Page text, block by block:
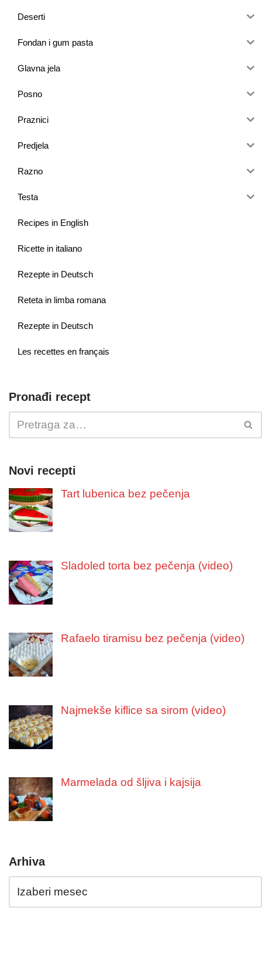
Deserti
Fondan i gum pasta
Glavna jela
Posno
Praznici
Predjela
Razno
Testa
Recipes in English
Ricette in italiano
Rezepte in Deutsch
Reteta in limba romana
Rezepte in Deutsch
Les recettes en français
Pronađi recept
Novi recepti
Tart lubenica bez pečenja
Sladoled torta bez pečenja (video)
Rafaelo tiramisu bez pečenja (video)
Najmekše kiflice sa sirom (video)
Marmelada od šljiva i kajsija
Arhiva